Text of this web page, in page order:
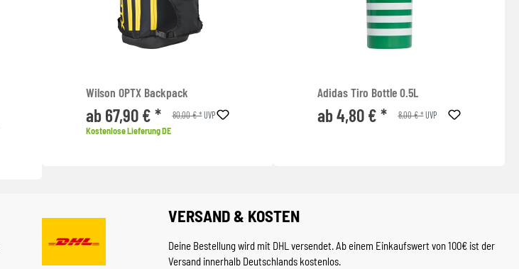
Wilson OPTX Backpack
ab 67,90 € * 80,00 € *UVP
Kostenlose Lieferung DE
Adidas Tiro Bottle 0.5L
ab 4,80 € * 8,00 € *UVP
VERSAND & KOSTEN
Deine Bestellung wird mit DHL versendet. Ab einem Einkaufswert von 100€ ist der
Versand innerhalb Deutschlands kostenlos.